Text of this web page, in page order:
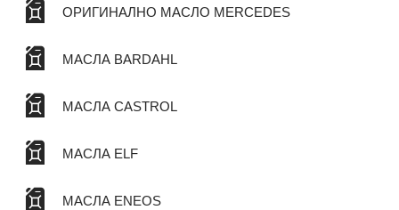
ОРИГИНАЛНО МАСЛО MERCEDES
МАСЛА BARDAHL
МАСЛА CASTROL
МАСЛА ELF
МАСЛА ENEOS